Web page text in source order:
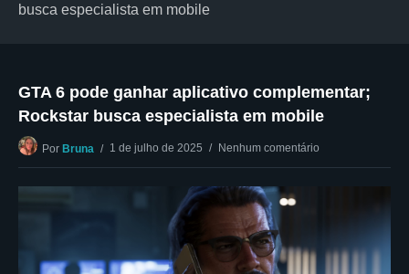
busca especialista em mobile
GTA 6 pode ganhar aplicativo complementar;
Rockstar busca especialista em mobile
Por Bruna 1 de julho de 2025 Nenhum comentário